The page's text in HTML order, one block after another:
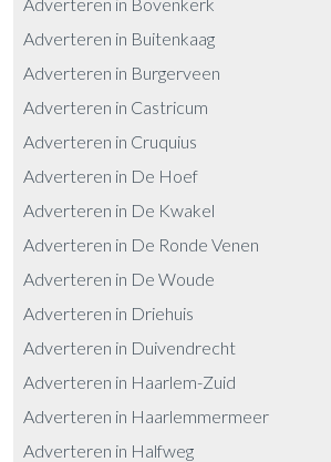
Adverteren in Buitenkaag
Adverteren in Burgerveen
Adverteren in Castricum
Adverteren in Cruquius
Adverteren in De Hoef
Adverteren in De Kwakel
Adverteren in De Ronde Venen
Adverteren in De Woude
Adverteren in Driehuis
Adverteren in Duivendrecht
Adverteren in Haarlem-Zuid
Adverteren in Haarlemmermeer
Adverteren in Halfweg